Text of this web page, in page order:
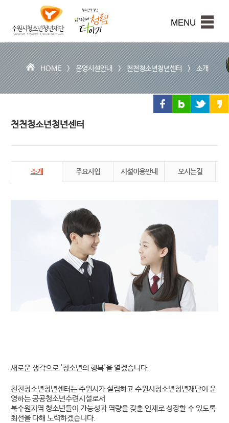
본문내용 바로가기
시
청
소
년
청
년
재
단
MENU
HOME >운영시설안내>천천청소년청년센터>소개
천천청소년청년센터
소개 주요사업 시설이용안내 오시는길
새로운 생각으로 '청소년의 행복'을 열겠습니다.
천천청소년청년센터는 수원시가 설립하고 수원시청소년청년재단이 운
영하는 공공청소년수련시설로서
북수원지역 청소년들이 가능성과 역량을 갖춘 인재로 성장할 수 있도록
최선을 다해 노력하겠습니다.